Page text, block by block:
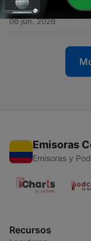
219 - #216
06 jun. 2026
Emisoras
Emisoras y
Recursos